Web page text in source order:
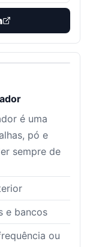
é uma
pó e
sempre de
e bancos
ou